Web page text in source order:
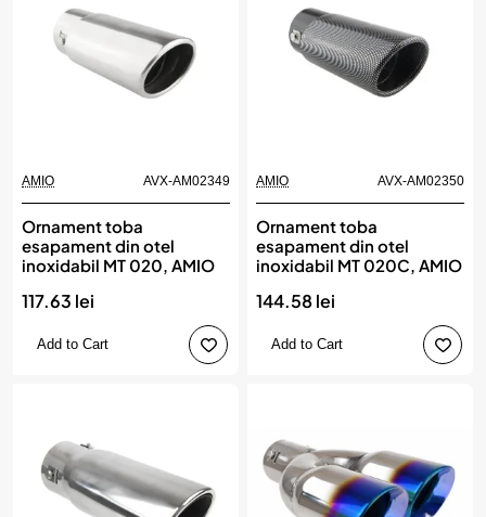
AMIO AVX-AM02349
Ornament toba
esapament din otel
inoxidabil MT 020, AMIO
117.63 lei
Add to Cart
AMIO AVX-AM02350
Ornament toba
esapament din otel
inoxidabil MT 020C, AMIO
144.58 lei
Add to Cart